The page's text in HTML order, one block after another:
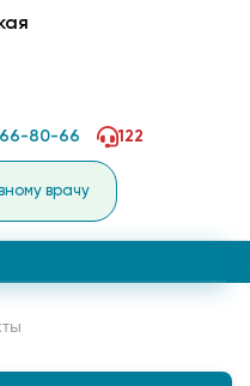
80-66 122
врачу